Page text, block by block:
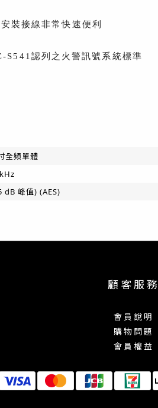
裝接線非常快速便利
認列之火警訊號系統標準
全頻單體
dB 峰值) (AES)
顧 客 服 務
會 員 說 明
購 物 問 題
會 員 權 益